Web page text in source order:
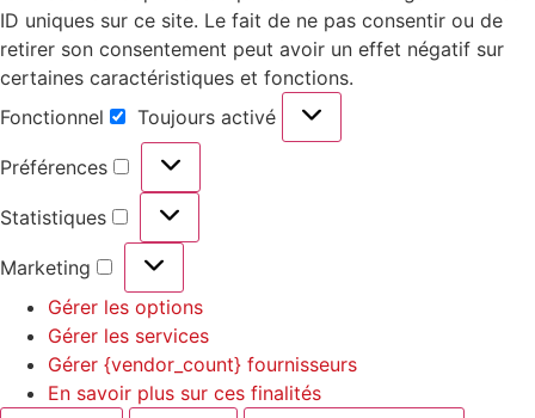
ID uniques sur ce site. Le fait de ne pas consentir ou de
retirer son consentement peut avoir un effet négatif sur
certaines caractéristiques et fonctions.
Fonctionnel
Toujours activé
Préférences
Statistiques
Marketing
Gérer les options
Gérer les services
Gérer {vendor_count} fournisseurs
En savoir plus sur ces finalités